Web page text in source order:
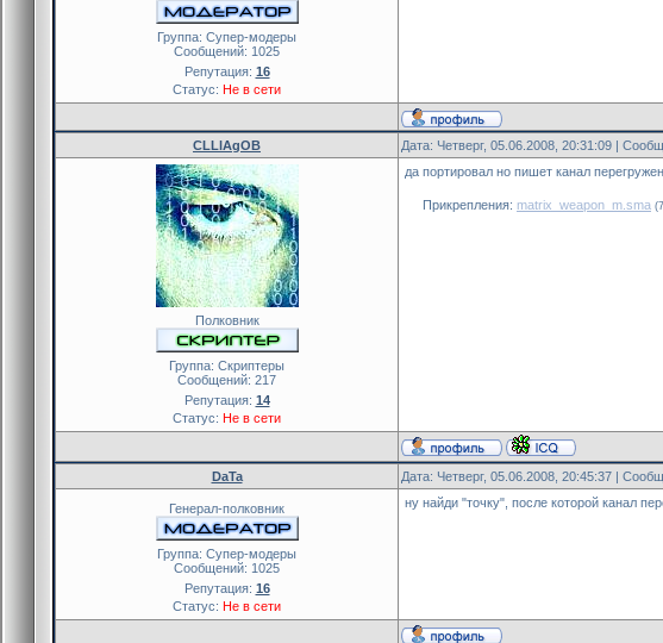
Группа: Cупер-модеры
Сообщений: 1025
Репутация: 16
Статус: Не в сети
CLLlAgOB Дата: Четверг, 05.06.2008, 20:31:09 |
Полковник
Группа: Скриптеры
Сообщений: 217
Репутация: 14
Статус: Не в сети
да портировал но пишет канал
Прикрепления: matrix_weapon_m.sma
DaTa Дата: Четверг, 05.06.2008, 20:45:37 |
Генерал-полковник
Группа: Cупер-модеры
Сообщений: 1025
Репутация: 16
Статус: Не в сети
ну найди "точку", после которой канал